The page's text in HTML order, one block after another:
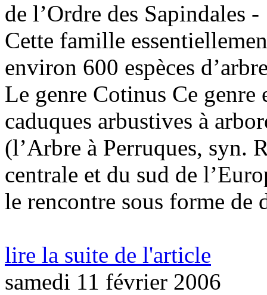
de l’Ordre des Sapindales -
Cette famille
environ 600 espèces
Le genre Cotinus Ce genre
caduques arbustives à
(l’Arbre à Perruques, syn.
centrale et du sud de
le rencontre sous forme de
lire la suite de l'article
samedi 11 février 2006